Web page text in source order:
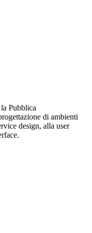
Pubblica
di ambienti
design, alla user